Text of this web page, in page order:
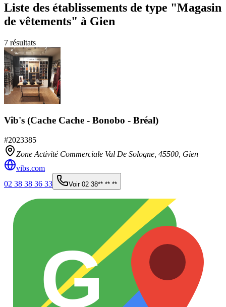
Liste des établissements de type "Magasin
de vêtements" à Gien
7 résultats
Vib's (Cache Cache - Bonobo - Bréal)
#2023385
Zone Activité Commerciale Val De Sologne, 45500 Gien
vibs.com
02 38 38 36 33
Voir 02 38** ** **
G